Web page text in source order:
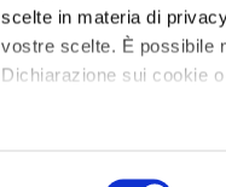
scelte in materia di
vostre scelte. È possibile
Dichiarazione sui cookie
ed aventi la natura di
descrizioni e quant'altro)
potenziali clienti in fase di